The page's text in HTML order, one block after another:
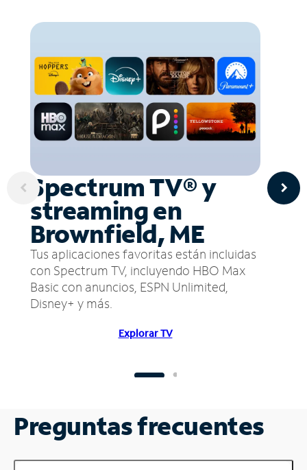
Spectrum TV® y
streaming en
Brownfield, ME
Tus aplicaciones favoritas están incluidas
con Spectrum TV, incluyendo HBO Max
Basic con anuncios, ESPN Unlimited,
Disney+ y más.
Explorar TV
Preguntas frecuentes